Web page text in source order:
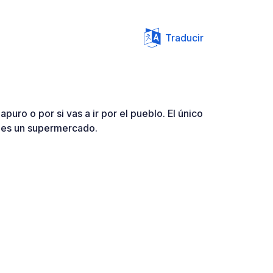
Traducir
o por si vas a ir por el pueblo. El único
un supermercado.